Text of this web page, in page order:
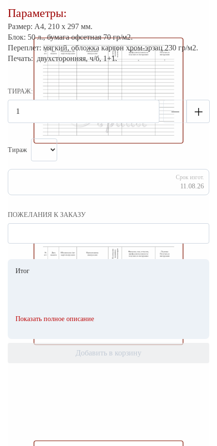
Параметры:
Размер: А4, 210 х 297 мм.
Блок: 50 л., бумага офсетная 70 гр/м2.
Переплет: мягкий, обложка картон хром-эрзац 230 гр/м2.
Печать: двухсторонняя, ч/б, 1+1.
ТИРАЖ:
Тираж
Срок изгот.
11.08.26
ПОЖЕЛАНИЯ К ЗАКАЗУ
Итог
Показать полное описание
Добавить в корзину